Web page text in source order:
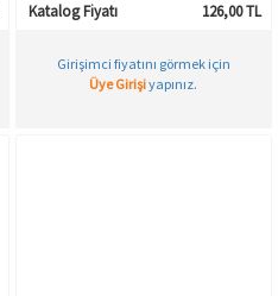
Katalog Fiyatı 126,00 TL
Girişimci fiyatını görmek için
Üye Girişiyapınız.